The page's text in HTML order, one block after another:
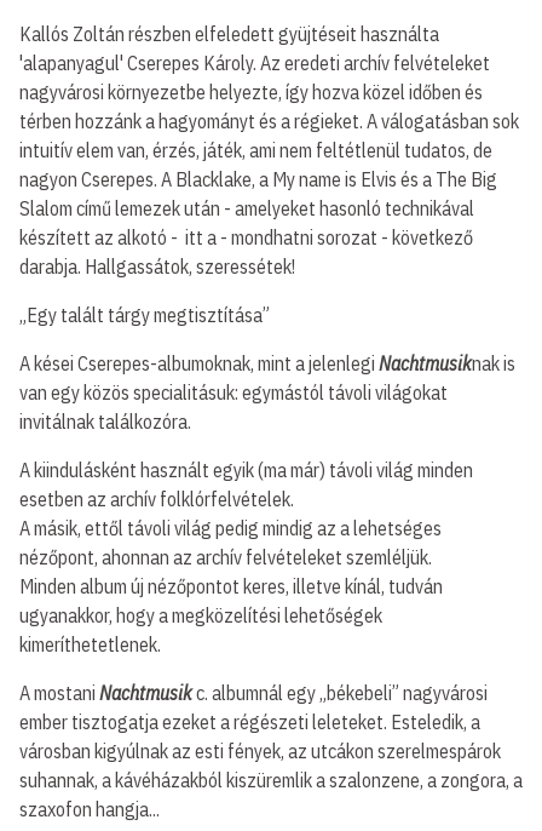
Kallós Zoltán részben elfeledett gyüjtéseit használta
'alapanyagul' Cserepes Károly. Az eredeti archív felvételeket
nagyvárosi környezetbe helyezte, így hozva közel időben és
térben hozzánk a hagyományt és a régieket. A válogatásban sok
intuitív elem van, érzés, játék, ami nem feltétlenül tudatos, de
nagyon Cserepes. A Blacklake, a My name is Elvis és a The Big
Slalom című lemezek után - amelyeket hasonló technikával
készített az alkotó - itt a - mondhatni sorozat - következő
darabja. Hallgassátok, szeressétek!
„Egy talált tárgy megtisztítása”
A kései Cserepes-albumoknak, mint a jelenlegi Nachtmusiknak is
van egy közös specialitásuk: egymástól távoli világokat
invitálnak találkozóra.
A kiindulásként használt egyik (ma már) távoli világ minden
esetben az archív folklórfelvételek.
A másik, ettől távoli világ pedig mindig az a lehetséges
nézőpont, ahonnan az archív felvételeket szemléljük.
Minden album új nézőpontot keres, illetve kínál, tudván
ugyanakkor, hogy a megközelítési lehetőségek
kimeríthetetlenek.
A mostani Nachtmusikc. albumnál egy „békebeli” nagyvárosi
ember tisztogatja ezeket a régészeti leleteket. Esteledik, a
városban kigyúlnak az esti fények, az utcákon szerelmespárok
suhannak, a kávéházakból kiszüremlik a szalonzene, a zongora, a
szaxofon hangja...